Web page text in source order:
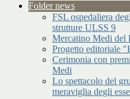
Folder news
FSL ospedaliera
strutture ULSS 9
Mercatino Medi del
Progetto editoriale
Cerimonia con
Medi
Lo spettacolo del
meraviglia degli